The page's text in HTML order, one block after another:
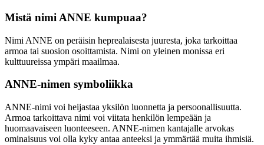
Mistä nimi ANNE kumpuaa?
Nimi ANNE on peräisin heprealaisesta juuresta, joka tarkoittaa
armoa tai suosion osoittamista. Nimi on yleinen monissa eri
kulttuureissa ympäri maailmaa.
ANNE-nimen symboliikka
ANNE-nimi voi heijastaa yksilön luonnetta ja persoonallisuutta.
Armoa tarkoittava nimi voi viitata henkilön lempeään ja
huomaavaiseen luonteeseen. ANNE-nimen kantajalle arvokas
ominaisuus voi olla kyky antaa anteeksi ja ymmärtää muita ihmisiä.